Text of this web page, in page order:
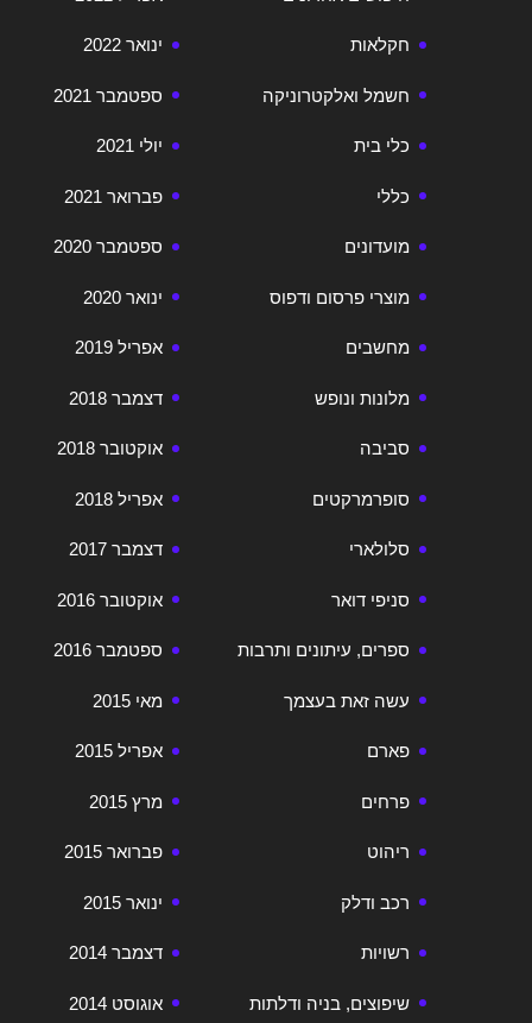
ינואר 2022
ספטמבר 2021
יולי 2021
פברואר 2021
ספטמבר 2020
ינואר 2020
אפריל 2019
דצמבר 2018
אוקטובר 2018
אפריל 2018
דצמבר 2017
אוקטובר 2016
ספטמבר 2016
מאי 2015
אפריל 2015
מרץ 2015
פברואר 2015
ינואר 2015
דצמבר 2014
אוגוסט 2014
חקלאות
חשמל ואלקטרוניקה
כלי בית
כללי
מועדונים
מוצרי פרסום ודפוס
מחשבים
מלונות ונופש
סביבה
סופרמרקטים
סלולארי
סניפי דואר
ספרים, עיתונים ותרבות
עשה זאת בעצמך
פארם
פרחים
ריהוט
רכב ודלק
רשויות
שיפוצים, בניה ודלתות